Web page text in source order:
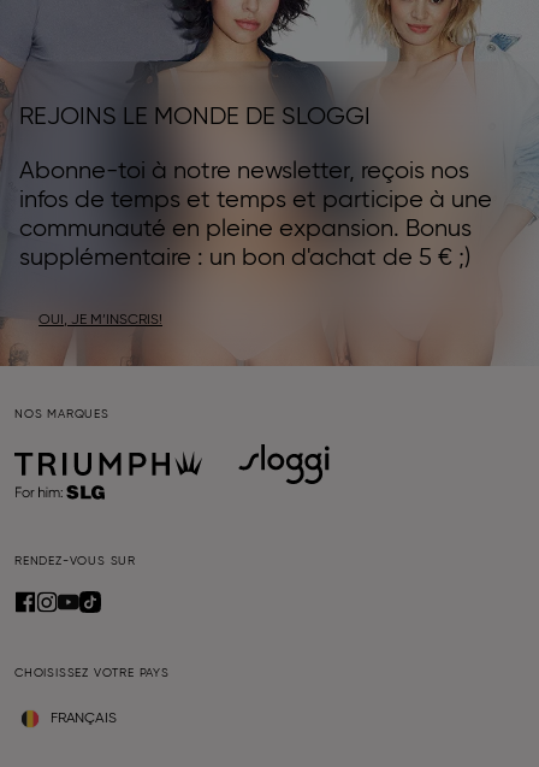
REJOINS LE MONDE DE SLOGGI
Abonne-toi à notre newsletter, reçois nos
infos de temps et temps et participe à une
communauté en pleine expansion. Bonus
supplémentaire : un bon d'achat de 5 € ;)
OUI, JE M’INSCRIS!
NOS MARQUES
RENDEZ-VOUS SUR
CHOISISSEZ VOTRE PAYS
FRANÇAIS